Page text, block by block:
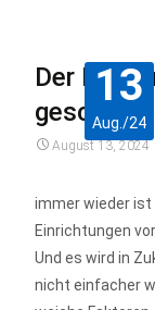
13
Aug./24
Der
geschieht
August 13, 2024
immer wieder ist
Einrichtungen
Und es wird in
nicht einfacher